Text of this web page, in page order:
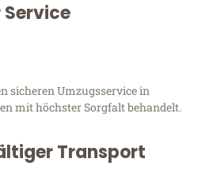
Service
sicheren Umzugsservice in
mit höchster Sorgfalt behandelt.
Transport